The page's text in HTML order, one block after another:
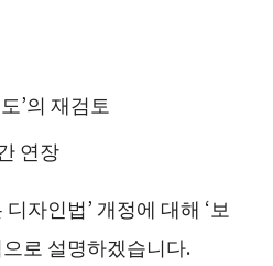
’의 재검토
연장
자인법’ 개정에 대해 ‘보
로 설명하겠습니다.